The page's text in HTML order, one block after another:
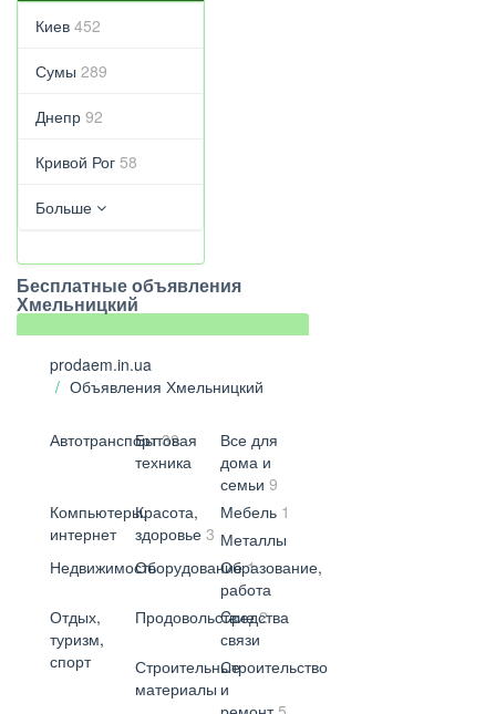
Киев 452
Сумы 289
Днепр 92
Кривой Рог 58
Больше
Бесплатные объявления
Хмельницкий
prodaem.in.ua
Объявления Хмельницкий
Автотранспорт39
Бытовая
техника
Все для
дома и
семьи9
Компьютеры,
интернет
Красота,
здоровье3
Мебель 1
Металлы
НедвижимостьОборудование1
Образование,
работа
Отдых,
туризм,
спорт
Продовольствие2
Cредства
связи
Строительные
материалы
Строительство
и